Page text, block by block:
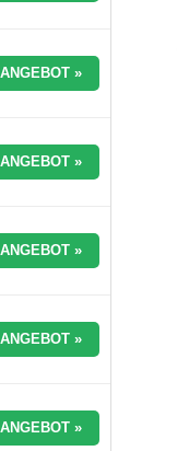
»
»
»
»
»